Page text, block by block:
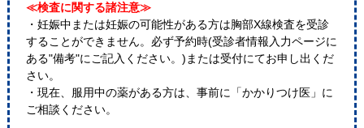
≪検査に関する諸注意≫
・妊娠中または妊娠の可能性がある方は胸部X線検査を受診
することができません。必ず予約時(受診者情報入力ページに
ある"備考"にご記入ください。)または受付にてお申し出くだ
さい。
・現在、服用中の薬がある方は、事前に「かかりつけ医」に
ご相談ください。